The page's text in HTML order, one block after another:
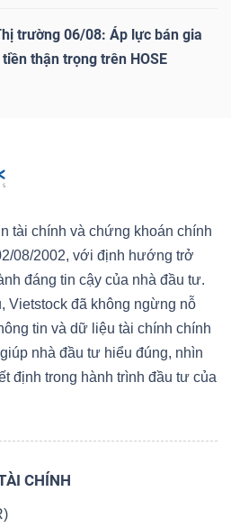
trường 06/08: Áp lực bán gia
thận trọng trên HOSE
tài chính và chứng khoán chính
08/2002, với định hướng trở
đáng tin cậy của nhà đầu tư.
Vietstock đã không ngừng nỗ
tin và dữ liệu tài chính chính
nhà đầu tư hiểu đúng, nhìn
định trong hành trình đầu tư của
CHÍNH